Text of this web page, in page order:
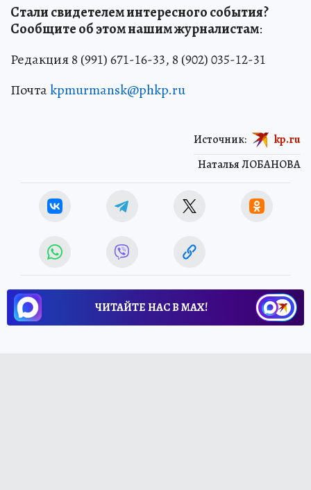
Стали свидетелем интересного события?
Сообщите об этом нашим журналистам:
Редакция 8 (991) 671-16-33, 8 (902) 035-12-31
Почтаkpmurmansk@phkp.ru
Наталья ЛОБАНОВА
Источник: kp.ru
ЧИТАЙТЕ НАС В МАХ!